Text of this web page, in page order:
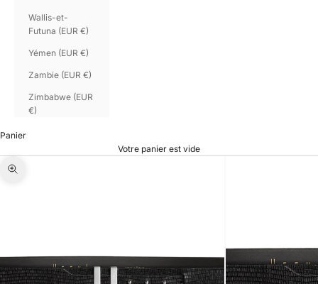
Wallis-et-
Futuna (EUR €)
Yémen (EUR €)
Zambie (EUR €)
Zimbabwe (EUR
€)
Panier
Votre panier est vide
Zoomer sur l'image